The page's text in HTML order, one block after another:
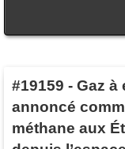
#19159 - Gaz à
annoncé
méthane aux